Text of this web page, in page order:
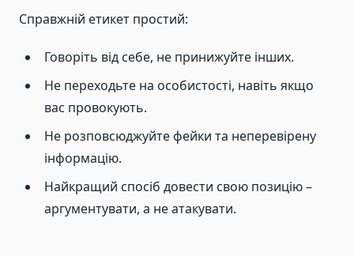
Справжній етикет простий:
Говоріть від себе, не принижуйте інших.
Не переходьте на особистості, навіть якщо
вас провокують.
Не розповсюджуйте фейки та неперевірену
інформацію.
Найкращий спосіб довести свою позицію –
аргументувати, а не атакувати.